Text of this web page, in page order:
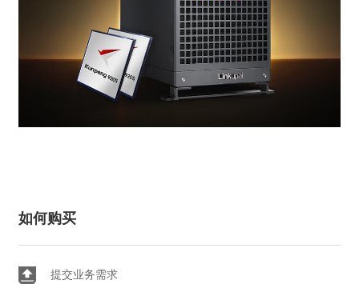
如何购买
提交业务需求